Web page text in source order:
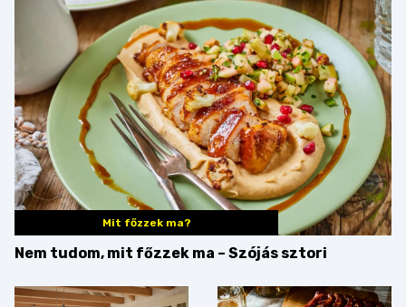
Mit főzzek ma?
Nem tudom, mit főzzek ma – Szójás sztori